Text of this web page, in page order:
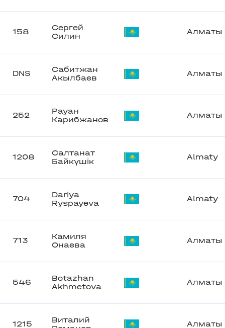
158
Сергей
Силин
Алматы
DNS
Сабитжан
Акылбаев
Алматы
252
Рауан
Карибжанов
Алматы
1208
Салтанат
Байкүшік
Almaty
704
Dariya
Ryspayeva
Almaty
713
Камиля
Онаева
Алматы
546
Botazhan
Akhmetova
Алматы
1215
Виталий
Алматы